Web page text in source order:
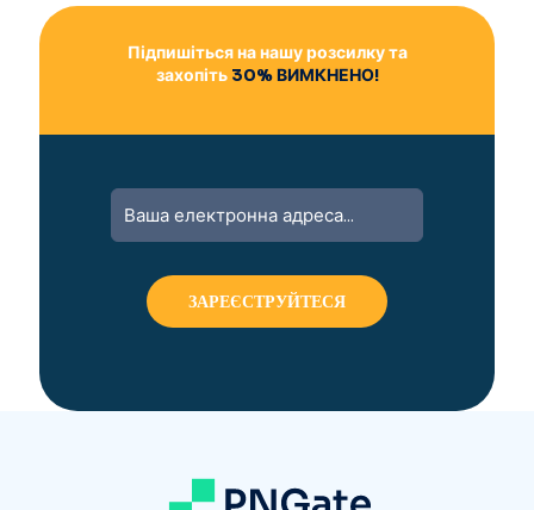
Підпишіться на нашу розсилку та
захопіть30% ВИМКНЕНО!